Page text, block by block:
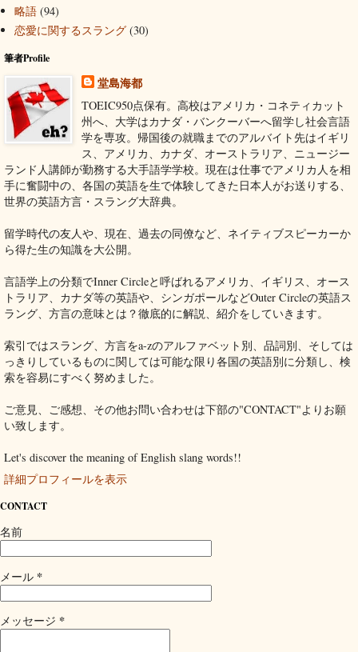
略語 (94)
恋愛に関するスラング (30)
筆者Profile
堂島海都
TOEIC950点保有。高校はアメリカ・コネティカット
州へ、大学はカナダ・バンクーバーへ留学し社会言語
学を専攻。帰国後の就職までのアルバイト先はイギリ
ス、アメリカ、カナダ、オーストラリア、ニュージー
ランド人講師が勤務する大手語学学校。現在は仕事でアメリカ人を相
手に奮闘中の、各国の英語を生で体験してきた日本人がお送りする、
世界の英語方言・スラング大辞典。
留学時代の友人や、現在、過去の同僚など、ネイティブスピーカーか
ら得た生の知識を大公開。
言語学上の分類でInner Circleと呼ばれるアメリカ、イギリス、オース
トラリア、カナダ等の英語や、シンガポールなどOuter Circleの英語ス
ラング、方言の意味とは？徹底的に解説、紹介をしていきます。
索引ではスラング、方言をa-zのアルファベット別、品詞別、そしては
っきりしているものに関しては可能な限り各国の英語別に分類し、検
索を容易にすべく努めました。
ご意見、ご感想、その他お問い合わせは下部の"CONTACT"よりお願
い致します。
Let's discover the meaning of English slang words!!
詳細プロフィールを表示
CONTACT
名前
メール *
メッセージ *